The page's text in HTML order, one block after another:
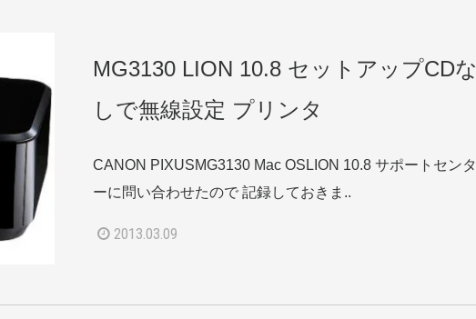
MG3130 LION 10.8 セットアップCDな
しで無線設定 プリンタ
CANON PIXUSMG3130 Mac OSLION 10.8 サポートセンタ
ーに問い合わせたので 記録しておきま..
2013.03.09